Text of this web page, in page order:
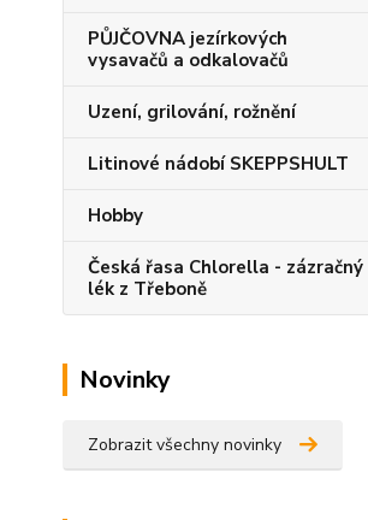
PŮJČOVNA jezírkových
vysavačů a odkalovačů
Uzení, grilování, rožnění
Litinové nádobí SKEPPSHULT
Hobby
Česká řasa Chlorella - zázračný
lék z Třeboně
Novinky
Zobrazit všechny novinky